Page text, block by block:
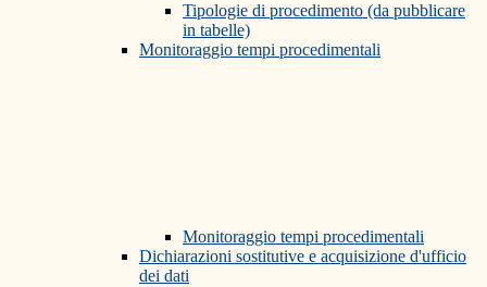
Tipologie di procedimento (da pubblicare
in tabelle)
Monitoraggio tempi procedimentali
Monitoraggio tempi procedimentali
Dichiarazioni sostitutive e acquisizione d'ufficio
dei dati